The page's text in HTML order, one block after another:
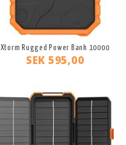
Xtorm Rugged Power Bank 10000
SEK 595,00